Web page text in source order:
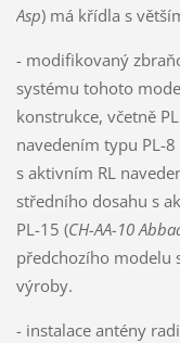
Asp) má křídla s
- modifikovaný
systému tohoto
konstrukce, včetně
navedením typu PL-8
s aktivním RL
středního dosahu s
PL-15 (CH-AA-10
předchozího modelu
výroby.
- instalace antény